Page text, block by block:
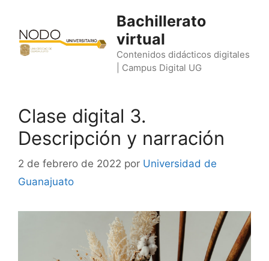
contenido
Bachillerato
virtual
Contenidos didácticos digitales
| Campus Digital UG
Clase digital 3.
Descripción y narración
2 de febrero de 2022 por Universidad de
Guanajuato